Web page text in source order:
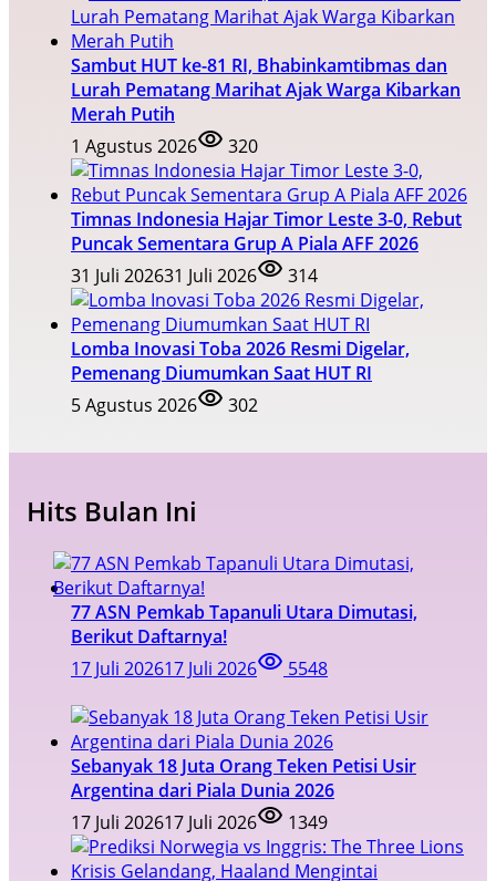
Sambut HUT ke-81 RI, Bhabinkamtibmas dan
Lurah Pematang Marihat Ajak Warga Kibarkan
Merah Putih
1 Agustus 2026
320
Timnas Indonesia Hajar Timor Leste 3-0, Rebut
Puncak Sementara Grup A Piala AFF 2026
31 Juli 202631 Juli 2026 314
Lomba Inovasi Toba 2026 Resmi Digelar,
Pemenang Diumumkan Saat HUT RI
5 Agustus 2026
302
Hits Bulan Ini
77 ASN Pemkab Tapanuli Utara Dimutasi,
Berikut Daftarnya!
17 Juli 202617 Juli 2026 5548
Sebanyak 18 Juta Orang Teken Petisi Usir
Argentina dari Piala Dunia 2026
17 Juli 202617 Juli 2026 1349